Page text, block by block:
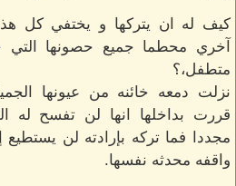
كيف له ان يتركها و يختفي كل
آخري محطما جميع حصونها
متطفل،؟
نزلت دمعه خائنه من عيونها
قررت بداخلها انها لن تفسح له
مجددا فما تركه بإرادته لن يستطيع
واقفه محدثه نفسها.